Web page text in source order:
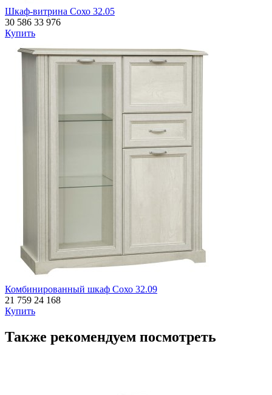
Шкаф-витрина Сохо 32.05
30 586 33 976
Купить
Комбинированный шкаф Сохо 32.09
21 759 24 168
Купить
Также рекомендуем посмотреть